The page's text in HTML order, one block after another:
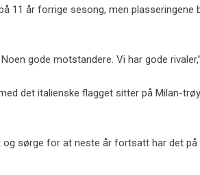
11 år forrige sesong, men plasseringene
gode motstandere. Vi har gode
det italienske flagget sitter på Milan-
og sørge for at neste år fortsatt har det på